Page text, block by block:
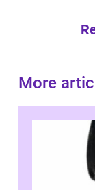
More